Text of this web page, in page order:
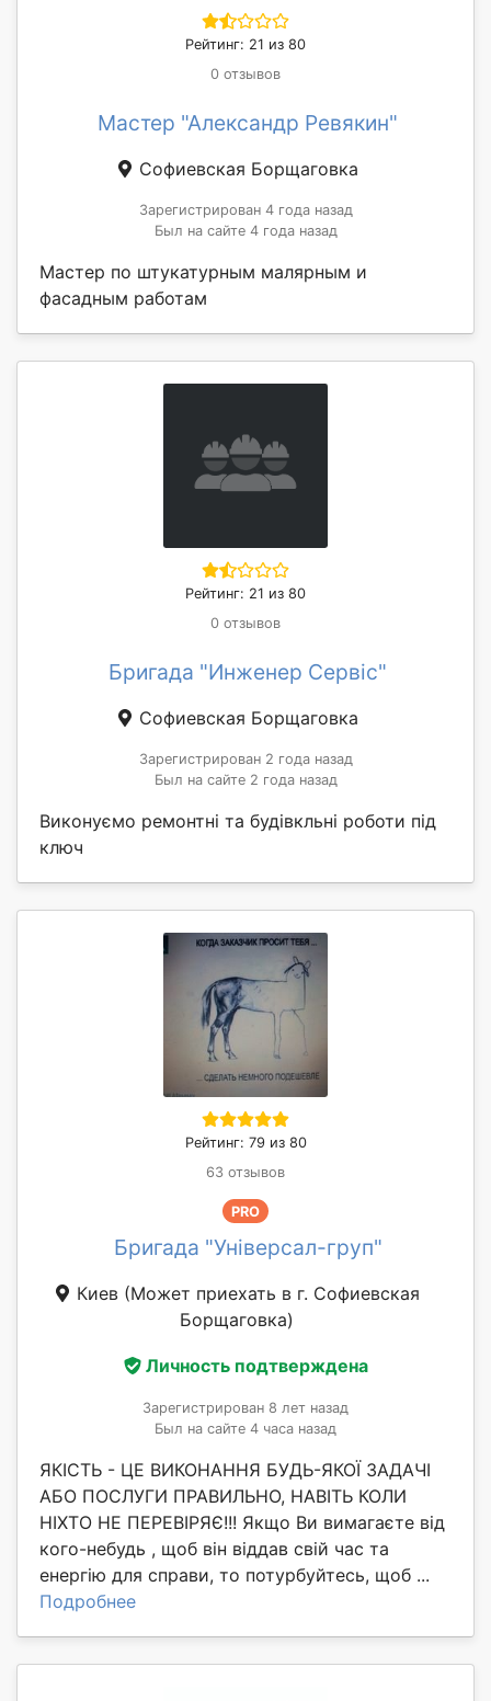
Рейтинг: 21 из 80
0 отзывов
Мастер "Александр Ревякин"
Софиевская Борщаговка
Зарегистрирован 4 года назад
Был на сайте 4 года назад
Мастер по штукатурным малярным и
фасадным работам
Рейтинг: 21 из 80
0 отзывов
Бригада "Инженер Сервіс"
Софиевская Борщаговка
Зарегистрирован 2 года назад
Был на сайте 2 года назад
Виконуємо ремонтні та будівкльні роботи під
ключ
Рейтинг: 79 из 80
63 отзывов
PRO
Бригада "Універсал-груп"
Киев (Может приехать в г. Софиевская
Борщаговка)
Личность подтверждена
Зарегистрирован 8 лет назад
Был на сайте 4 часа назад
ЯКІСТЬ - ЦЕ ВИКОНАННЯ БУДЬ-ЯКОЇ ЗАДАЧІ
АБО ПОСЛУГИ ПРАВИЛЬНО, НАВІТЬ КОЛИ
НІХТО НЕ ПЕРЕВІРЯЄ!!! Якщо Ви вимагаєте від
кого-небудь , щоб він віддав свій час та
енергію для справи, то потурбуйтесь, щоб ...
Подробнее